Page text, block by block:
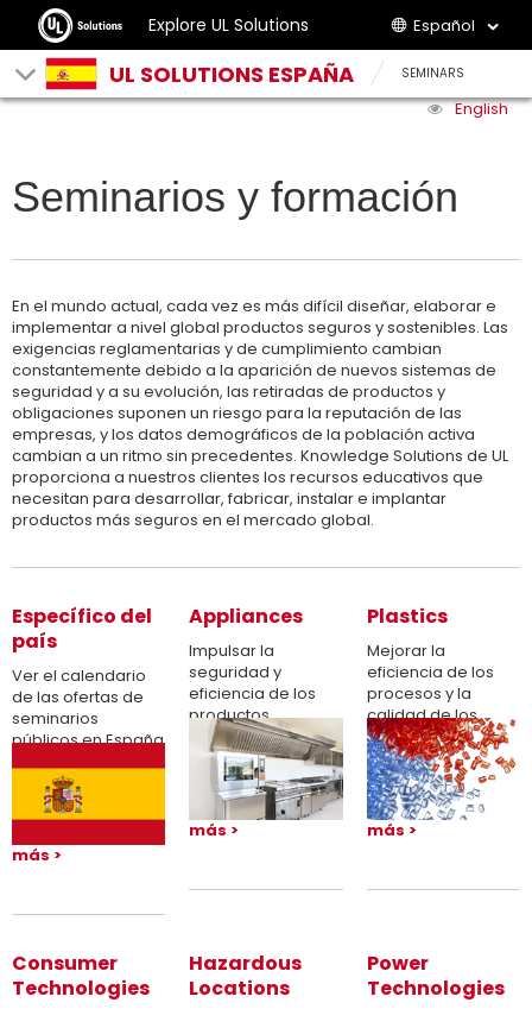
Explore UL Solutions Español
UL SOLUTIONS ESPAÑA SEMINARS
English
Seminarios y formación
En el mundo actual, cada vez es más difícil diseñar, elaborar e
implementar a nivel global productos seguros y sostenibles. Las
exigencias reglamentarias y de cumplimiento cambian
constantemente debido a la aparición de nuevos sistemas de
seguridad y a su evolución, las retiradas de productos y
obligaciones suponen un riesgo para la reputación de las
empresas, y los datos demográficos de la población activa
cambian a un ritmo sin precedentes. Knowledge Solutions de UL
proporciona a nuestros clientes los recursos educativos que
necesitan para desarrollar, fabricar, instalar e implantar
productos más seguros en el mercado global.
Específico del
país
Ver el calendario
de las ofertas de
seminarios
públicos en España
más
Appliances
Impulsar la
seguridad y
eficiencia de los
productos
más
Plastics
Mejorar la
eficiencia de los
procesos y la
calidad de los
productos
más
Consumer
Technologies
Hazardous
Locations
Power
Technologies